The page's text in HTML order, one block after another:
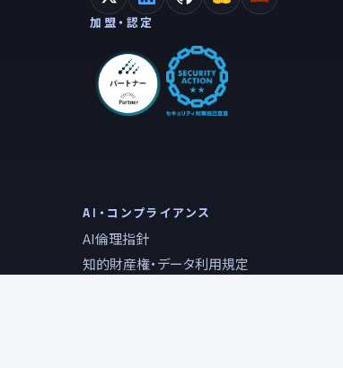
加盟・認定
AI・コンプライアンス
AI倫理指針
知的財産権・データ利用規定